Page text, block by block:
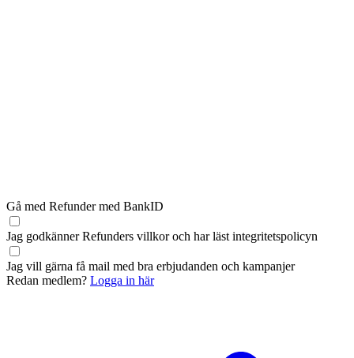
Gå med Refunder med BankID
Jag godkänner Refunders villkoroch har läst integritetspolicyn
Jag vill gärna få mail med bra erbjudanden och kampanjer
Redan medlem? Logga in här